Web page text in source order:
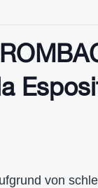
von